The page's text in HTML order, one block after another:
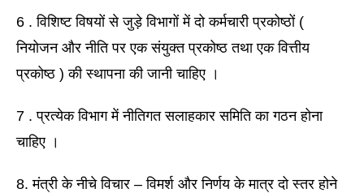
6 . विशिष्ट विषयों से जुड़े विभागों में दो कर्मचारी प्रकोष्ठों (
नियोजन और नीति पर एक संयुक्त प्रकोष्ठ तथा एक वित्तीय
प्रकोष्ठ ) की स्थापना की जानी चाहिए ।
7 . प्रत्येक विभाग में नीतिगत सलाहकार समिति का गठन होना
चाहिए ।
8. मंत्री के नीचे विचार – विमर्श और निर्णय के मात्र दो स्तर होने